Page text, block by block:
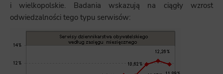
i wielkopolskie. Badania wskazują na ciągły wzrost
odwiedzalności tego typu serwisów: